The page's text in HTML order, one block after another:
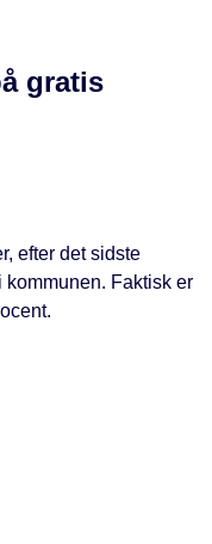
gratis
efter det sidste
Faktisk er